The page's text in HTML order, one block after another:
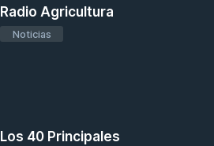
Radio Agricultura
Noticias
Los 40 Principales